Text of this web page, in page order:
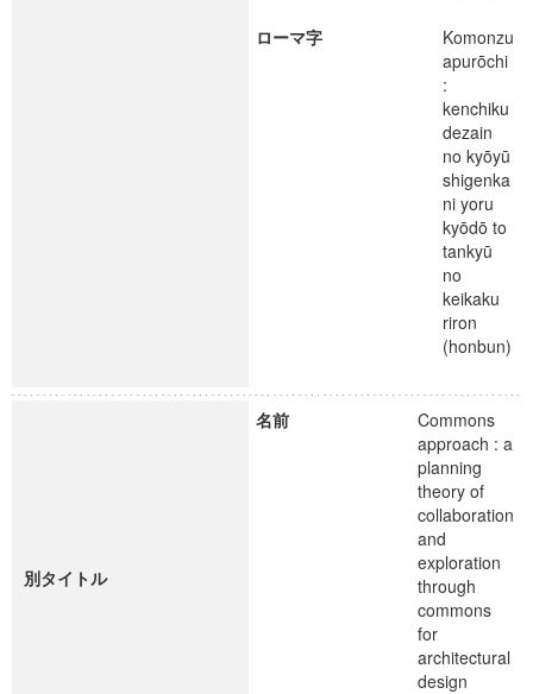
ローマ字
Komonzu
apurōchi
:
kenchiku
dezain
no kyōyū
shigenka
ni yoru
kyōdō to
tankyū
no
keikaku
riron
(honbun)
別タイトル
名前
Commons
approach : a
planning
theory of
collaboration
and
exploration
through
commons
for
architectural
design